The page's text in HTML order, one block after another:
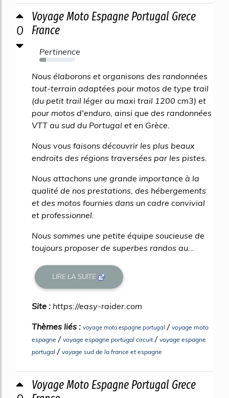
0
Voyage Moto Espagne Portugal Grece
France
Pertinence
19%
Nous élaborons et organisons des randonnées
tout-terrain adaptées pour motos de type trail
(du petit trail léger au maxi trail 1200 cm3) et
pour motos d'enduro, ainsi que des randonnées
VTT au sud du Portugal et en Grèce.
Nous vous faisons découvrir les plus beaux
endroits des régions traversées par les pistes.
Nous attachons une grande importance à la
qualité de nos prestations, des hébergements
et des motos fournies dans un cadre convivial
et professionnel.
Nous sommes une petite équipe soucieuse de
toujours proposer de superbes randos au...
LIRE LA SUITE
Site : https://easy-raider.com
Thèmes liés : voyage moto espagne portugal / voyage moto
espagne / voyage espagne portugal circuit/ voyage espagne
portugal / voyage sud de la france et espagne
Voyage Moto Espagne Portugal Grece